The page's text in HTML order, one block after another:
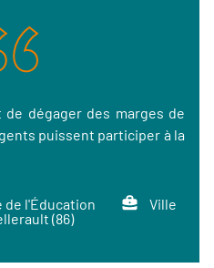
de dégager des marges de
puissent participer à la
de l'Éducation
Ville
(86)